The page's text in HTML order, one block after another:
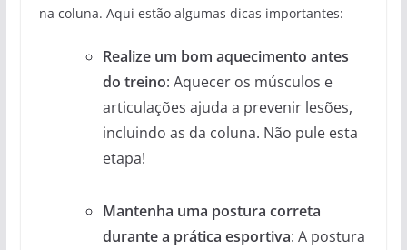
na coluna. Aqui estão algumas dicas importantes:
Realize um bom aquecimento antes
do treino: Aquecer os músculos e
articulações ajuda a prevenir lesões,
incluindo as da coluna. Não pule esta
etapa!
Mantenha uma postura correta
durante a prática esportiva: A postura